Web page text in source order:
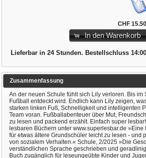
CHF 15.50
In den Warenkorb
Lieferbar in 24 Stunden. Bestellschluss 14:00
Zusammenfassung
An der neuen Schule fühlt sich Lily verloren. Bis im
Fußball entdeckt wird. Endlich kann Lily zeigen,
starken linken Fuß, Schnelligkeit und intelligenten
Team voran. Fußballabenteuer über Mut,
zu lesen und packend erzählt. Einfach super
lesbaren Büchern unter www.superlesbar.de »Eine
für etwas ältere Grundschüler leicht zu lesen - und
von sozialem Verhalten.« Schule, 2/2025 »Die
verständlichen Sprache geschrieben und
Buch zugänglich für leseungeübte Kinder und